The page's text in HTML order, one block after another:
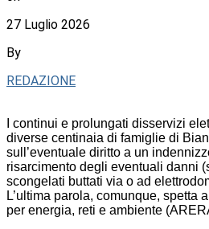
27 Luglio 2026
By
REDAZIONE
I continui e prolungati disservizi
diverse centinaia di famiglie di
sull’eventuale diritto a un
risarcimento degli eventuali danni
scongelati buttati via o ad
L’ultima parola, comunque, spetta
per energia, reti e ambiente